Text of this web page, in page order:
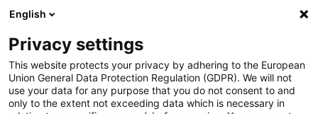
Ihr Weg zum passenden Bauteil
Ob Standardprodukt, 3D-Druck, CNC-Fertigung oder
Spritzguss, wir finden für Sie schnell und einfach die
passende Lösung.
English
Privacy settings
This website protects your privacy by adhering to the European
Union General Data Protection Regulation (GDPR). We will not
use your data for any purpose that you do not consent to and
only to the extent not exceeding data which is necessary in